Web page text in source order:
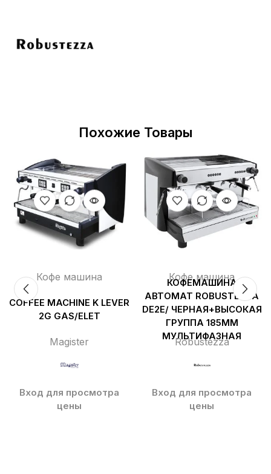
Похожие Товары
Кофе машина
COFFEE MACHINE K LEVER
2G GAS/ELET
Magister
Вход для просмотра
цены
Кофе машина
КОФЕМАШИНА
АВТОМАТ ROBUSTEZZA
DE2E/ ЧЕРНАЯ+ВЫСОКАЯ
ГРУППА 185ММ
МУЛЬТИФАЗНАЯ
Robustezza
Вход для просмотра
цены